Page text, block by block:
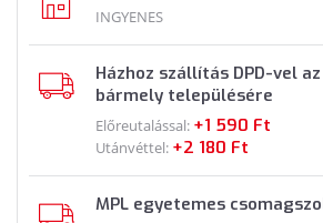
INGYENES
Házhoz szállítás DPD-vel
bármely településére
Előreutalással: +1 590 Ft
Utánvéttel: +2 180 Ft
MPL egyetemes